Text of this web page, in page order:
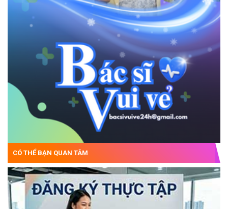
CÓ THỂ BẠN QUAN TÂM